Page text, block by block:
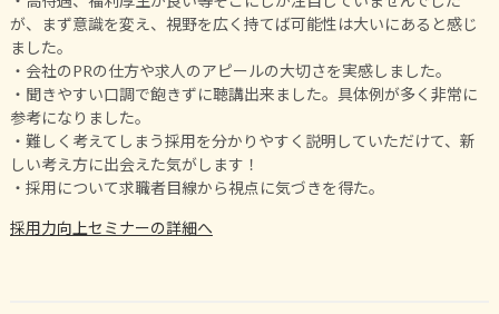
が、まず意識を変え、視野を広く持てば可能性は大いにあると感じ
ました。
・会社のPRの仕方や求人のアピールの大切さを実感しました。
・聞きやすい口調で飽きずに聴講出来ました。具体例が多く非常に
参考になりました。
・難しく考えてしまう採用を分かりやすく説明していただけて、新
しい考え方に出会えた気がします！
・採用について求職者目線から視点に気づきを得た。
採用力向上セミナーの詳細へ